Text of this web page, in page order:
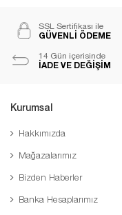
SSL Sertifikası ile
GÜVENLİ ÖDEME
14 Gün içerisinde
İADE VE DEĞİŞİM
Kurumsal
Hakkımızda
Mağazalarımız
Bizden Haberler
Banka Hesaplarımız